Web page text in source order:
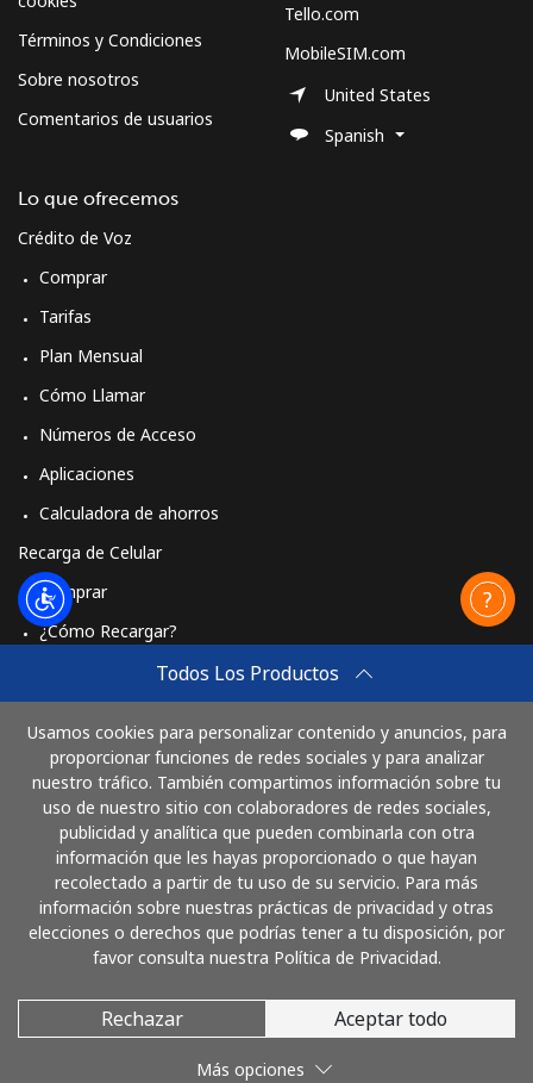
Todos Los Productos
Usamos cookies para personalizar contenido y anuncios, para
proporcionar funciones de redes sociales y para analizar
nuestro tráfico. También compartimos información sobre tu
uso de nuestro sitio con colaboradores de redes sociales,
publicidad y analítica que pueden combinarla con otra
información que les hayas proporcionado o que hayan
recolectado a partir de tu uso de su servicio. Para más
información sobre nuestras prácticas de privacidad y otras
elecciones o derechos que podrías tener a tu disposición, por
favor consulta nuestra Política de Privacidad.
Rechazar Aceptar todo
Más opciones
Términos y Condiciones
Sobre nosotros
Comentarios de usuarios
Lo que ofrecemos
Crédito de Voz
Comprar
Tarifas
Plan Mensual
Cómo Llamar
Números de Acceso
Aplicaciones
Calculadora de ahorros
Recarga de Celular
Comprar
¿Cómo Recargar?
Cómo funciona
Tello.com
MobileSIM.com
United States
Spanish
Paga con
© 2026 LlamaColombia